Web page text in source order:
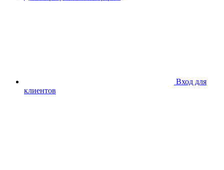
Вход для
клиентов